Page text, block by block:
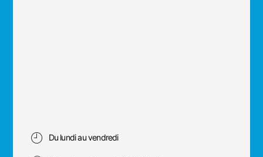
Du lundi au vendredi